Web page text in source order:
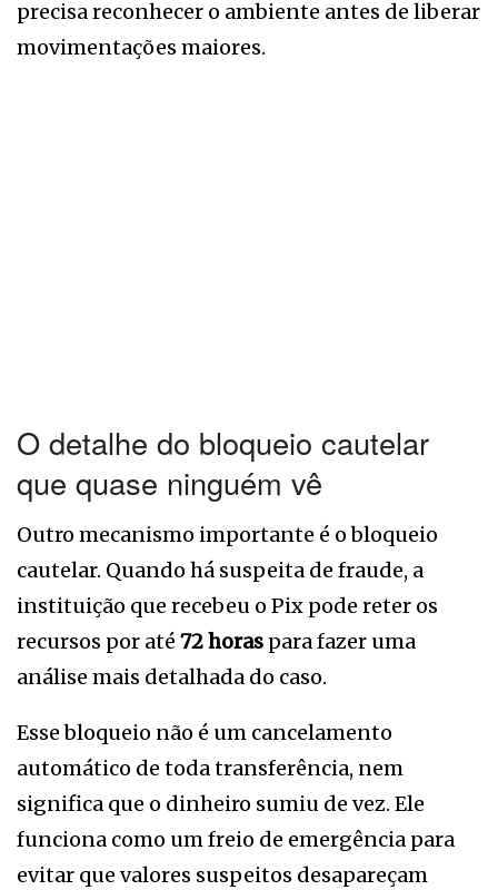
precisa reconhecer o ambiente antes de liberar
movimentações maiores.
O detalhe do bloqueio cautelar
que quase ninguém vê
Outro mecanismo importante é o bloqueio
cautelar. Quando há suspeita de fraude, a
instituição que recebeu o Pix pode reter os
recursos por até 72 horas para fazer uma
análise mais detalhada do caso.
Esse bloqueio não é um cancelamento
automático de toda transferência, nem
significa que o dinheiro sumiu de vez. Ele
funciona como um freio de emergência para
evitar que valores suspeitos desapareçam